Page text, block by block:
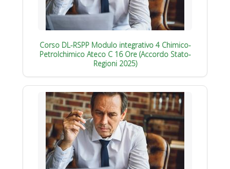
Corso DL-RSPP Modulo integrativo 4 Chimico-
Petrolchimico Ateco C 16 Ore (Accordo Stato-
Regioni 2025)